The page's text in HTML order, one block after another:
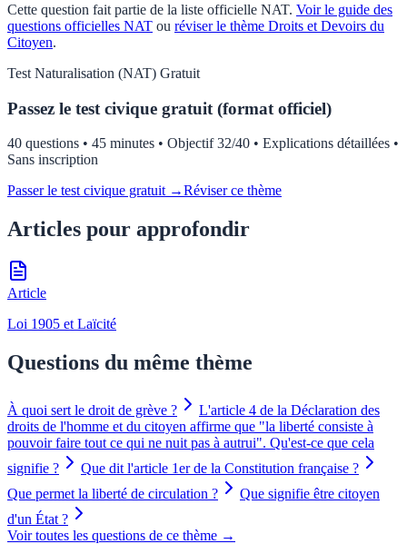
Cette question fait partie de la liste officielle NAT. Voir le guide des
questions officielles NAT ou réviser le thème Droits et Devoirs du
Citoyen.
Test Naturalisation (NAT) Gratuit
Passez le test civique gratuit (format officiel)
40 questions • 45 minutes • Objectif 32/40 • Explications détaillées •
Sans inscription
Passer le test civique gratuit →Réviser ce thème
Articles pour approfondir
Article
Loi 1905 et Laïcité
Questions du même thème
À quoi sert le droit de grève ?
L'article 4 de la Déclaration des
droits de l'homme et du citoyen affirme que "la liberté consiste à
pouvoir faire tout ce qui ne nuit pas à autrui". Qu'est-ce que cela
signifie ?
Que dit l'article 1er de la Constitution française ?
Que permet la liberté de circulation ?
Que signifie être citoyen
d'un État ?
Voir toutes les questions de ce thème →